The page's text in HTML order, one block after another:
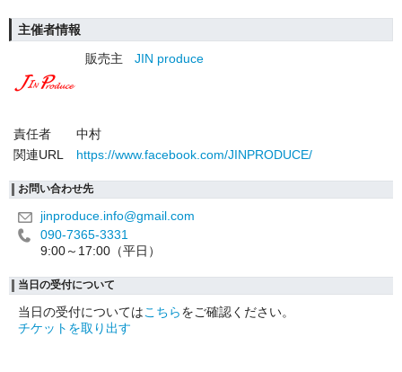
主催者情報
販売主
JIN produce
責任者
中村
関連URL
https://www.facebook.com/JINPRODUCE/
お問い合わせ先
jinproduce.info@gmail.com
090-7365-3331
9:00～17:00（平日）
当日の受付について
当日の受付についてはこちらをご確認ください。
チケットを取り出す